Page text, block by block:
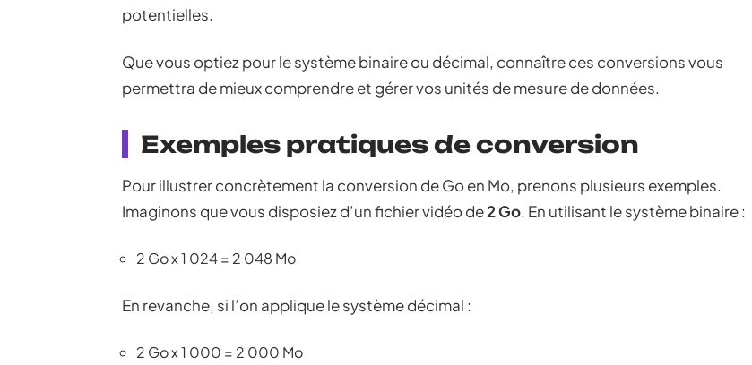
potentielles.
Que vous optiez pour le système binaire ou décimal, connaître ces conversions vous
permettra de mieux comprendre et gérer vos unités de mesure de données.
Exemples pratiques de conversion
Pour illustrer concrètement la conversion de Go en Mo, prenons plusieurs exemples.
Imaginons que vous disposiez d’un fichier vidéo de2 Go. En utilisant le système binaire :
2 Go x 1 024 = 2 048 Mo
En revanche, si l’on applique le système décimal :
2 Go x 1 000 = 2 000 Mo